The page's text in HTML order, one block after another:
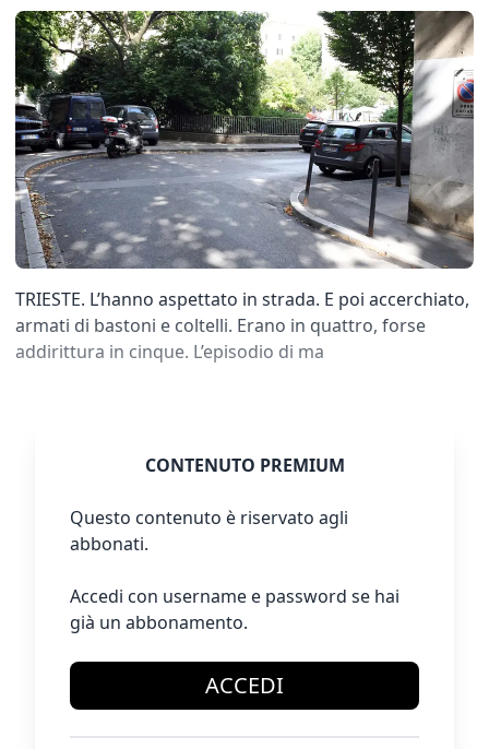
TRIESTE. L’hanno aspettato in strada. E poi accerchiato,
armati di bastoni e coltelli. Erano in quattro, forse
addirittura in cinque. L’episodio di ma
CONTENUTO PREMIUM
Questo contenuto è riservato agli
abbonati.
Accedi con username e password se hai
già un abbonamento.
ACCEDI